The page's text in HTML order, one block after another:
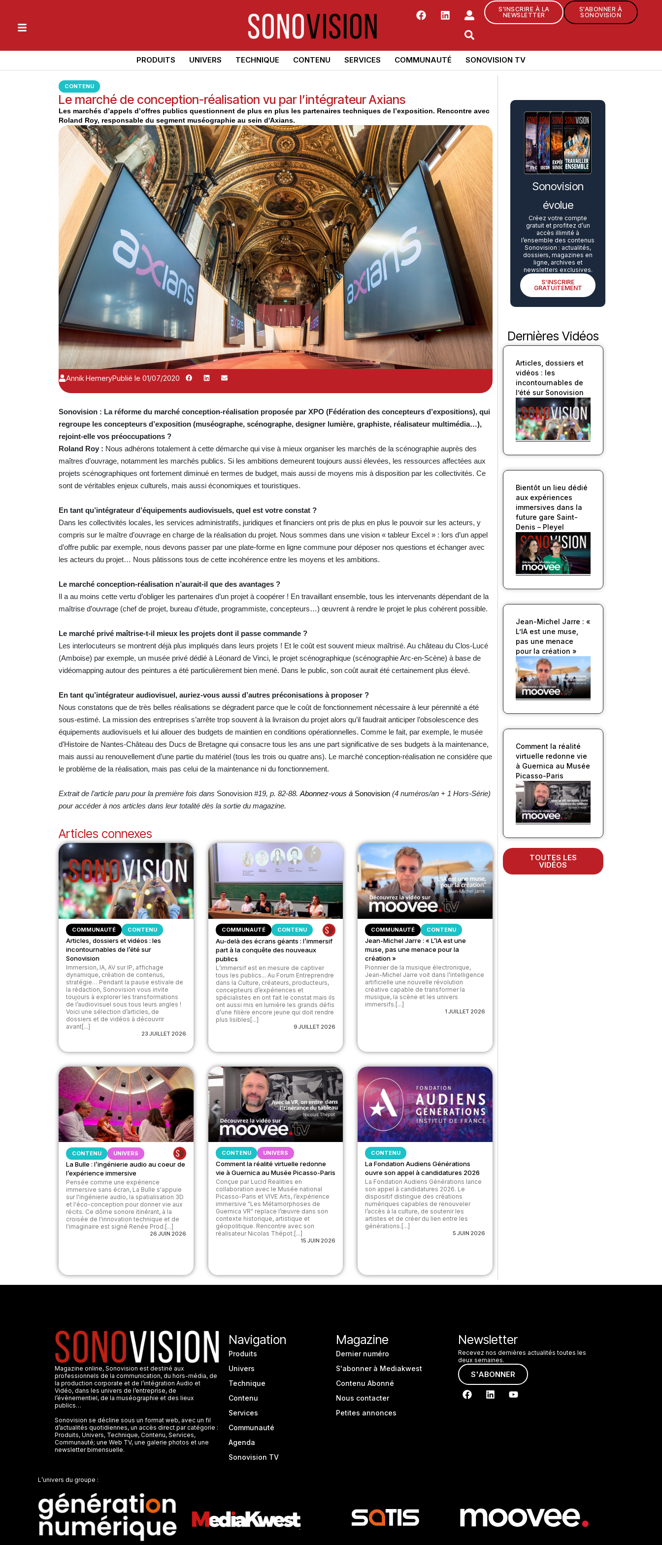
S'INSCRIRE À LA
NEWSLETTER
S'ABONNER À
SONOVISION
PRODUITS UNIVERS TECHNIQUE CONTENU SERVICES COMMUNAUTÉ SONOVISION TV
CONTENU
Le marché de conception-réalisation vu par l’intégrateur Axians
Les marchés d’appels d’offres publics questionnent de plus en plus les partenaires techniques de l’exposition. Rencontre avec
Roland Roy, responsable du segment muséographie au sein d'Axians.
Annik HemeryPublié le 01/07/2020
Sonovision : La réforme du marché conception-réalisation proposée par XPO (Fédération des concepteurs d’expositions), qui
regroupe les concepteurs d’exposition (muséographe, scénographe, designer lumière, graphiste, réalisateur multimédia…),
rejoint-elle vos préoccupations ?
Roland Roy : Nous adhérons totalement à cette démarche qui vise à mieux organiser les marchés de la scénographie auprès des
maîtres d’ouvrage, notamment les marchés publics. Si les ambitions demeurent toujours aussi élevées, les ressources affectées aux
projets scénographiques ont fortement diminué en termes de budget, mais aussi de moyens mis à disposition par les collectivités. Ce
sont de véritables enjeux culturels, mais aussi économiques et touristiques.
En tant qu’intégrateur d’équipements audiovisuels, quel est votre constat ?
Dans les collectivités locales, les services administratifs, juridiques et financiers ont pris de plus en plus le pouvoir sur les acteurs, y
compris sur le maître d’ouvrage en charge de la réalisation du projet. Nous sommes dans une vision « tableur Excel » : lors d’un appel
d’offre public par exemple, nous devons passer par une plate-forme en ligne commune pour déposer nos questions et échanger avec
les acteurs du projet… Nous pâtissons tous de cette incohérence entre les moyens et les ambitions.
Le marché conception-réalisation n’aurait-il que des avantages ?
Il a au moins cette vertu d’obliger les partenaires d’un projet à coopérer ! En travaillant ensemble, tous les intervenants dépendant de la
maîtrise d’ouvrage (chef de projet, bureau d’étude, programmiste, concepteurs…) œuvrent à rendre le projet le plus cohérent possible.
Le marché privé maîtrise-t-il mieux les projets dont il passe commande ?
Les interlocuteurs se montrent déjà plus impliqués dans leurs projets ! Et le coût est souvent mieux maîtrisé. Au château du Clos-Lucé
(Amboise) par exemple, un musée privé dédié à Léonard de Vinci, le projet scénographique (scénographie Arc-en-Scène) à base de
vidéomapping autour des peintures a été particulièrement bien mené. Dans le public, son coût aurait été certainement plus élevé.
En tant qu’intégrateur audiovisuel, auriez-vous aussi d’autres préconisations à proposer ?
Nous constatons que de très belles réalisations se dégradent parce que le coût de fonctionnement nécessaire à leur pérennité a été
sous-estimé. La mission des entreprises s’arrête trop souvent à la livraison du projet alors qu’il faudrait anticiper l’obsolescence des
équipements audiovisuels et lui allouer des budgets de maintien en conditions opérationnelles. Comme le fait, par exemple, le musée
d’Histoire de Nantes-Château des Ducs de Bretagne qui consacre tous les ans une part significative de ses budgets à la maintenance,
mais aussi au renouvellement d’une partie du matériel (tous les trois ou quatre ans). Le marché conception-réalisation ne considère que
le problème de la réalisation, mais pas celui de la maintenance ni du fonctionnement.
Extrait de l’article paru pour la première fois dans Sonovision #19, p. 82-88.Abonnez-vous à Sonovision (4 numéros/an + 1 Hors-Série)
pour accéder à nos articles dans leur totalité dès la sortie du magazine.
Articles connexes
COMMUNAUTÉ CONTENU
Articles, dossiers et vidéos : les
incontournables de l’été sur
Sonovision
Immersion, IA, AV sur IP, affichage
dynamique, création de contenus,
stratégie… Pendant la pause estivale de
la rédaction, Sonovision vous invite
toujours à explorer les transformations
de l’audiovisuel sous tous leurs angles !
Voici une sélection d’articles, de
dossiers et de vidéos à découvrir
avant[...]
23 JUILLET 2026
COMMUNAUTÉ CONTENU
Au-delà des écrans géants : l’immersif
part à la conquête des nouveaux
publics
L’immersif est en mesure de captiver
tous les publics... Au Forum Entreprendre
dans la Culture, créateurs, producteurs,
concepteurs d’expériences et
spécialistes en ont fait le constat mais ils
ont aussi mis en lumière les grands défis
d’une filière encore jeune qui doit rendre
plus lisibles[...]
9 JUILLET 2026
COMMUNAUTÉ CONTENU
Jean-Michel Jarre : « L’IA est une
muse, pas une menace pour la
création »
Pionnier de la musique électronique,
Jean-Michel Jarre voit dans l’intelligence
artificielle une nouvelle révolution
créative capable de transformer la
musique, la scène et les univers
immersifs.[...]
1 JUILLET 2026
CONTENU UNIVERS
La Bulle : l’ingénierie audio au coeur de
l’expérience immersive
Pensée comme une expérience
immersive sans écran, La Bulle s'appuie
sur l'ingénierie audio, la spatialisation 3D
et l'éco-conception pour donner vie aux
récits. Ce dôme sonore itinérant, à la
croisée de l'innovation technique et de
l'imaginaire est signé Renée Prod.[...]
26 JUIN 2026
CONTENU UNIVERS
Comment la réalité virtuelle redonne
vie à Guernica au Musée Picasso-Paris
Conçue par Lucid Realities en
collaboration avec le Musée national
Picasso-Paris et VIVE Arts, l’expérience
immersive "Les Métamorphoses de
Guernica VR" replace l’œuvre dans son
contexte historique, artistique et
géopolitique. Rencontre avec son
réalisateur Nicolas Thépot.[...]
15 JUIN 2026
CONTENU
La Fondation Audiens Générations
ouvre son appel à candidatures 2026
La Fondation Audiens Générations lance
son appel à candidatures 2026. Le
dispositif distingue des créations
numériques capables de renouveler
l’accès à la culture, de soutenir les
artistes et de créer du lien entre les
générations.[...]
5 JUIN 2026
Sonovision
évolue
Créez votre compte
gratuit et profitez d’un
accès illimité à
l’ensemble des contenus
Sonovision : actualités,
dossiers, magazines en
ligne, archives et
newsletters exclusives.
S’INSCRIRE
GRATUITEMENT
Dernières Vidéos
Articles, dossiers et
vidéos : les
incontournables de
l’été sur Sonovision
Bientôt un lieu dédié
aux expériences
immersives dans la
future gare Saint-
Denis – Pleyel
Jean-Michel Jarre : «
L’IA est une muse,
pas une menace
pour la création »
Comment la réalité
virtuelle redonne vie
à Guernica au Musée
Picasso-Paris
TOUTES LES
VIDÉOS
Magazine online, Sonovision est destiné aux
professionnels de la communication, du hors-média, de
la production corporate et de l’intégration Audio et
Vidéo, dans les univers de l’entreprise, de
l’évènementiel, de la muséographie et des lieux
publics…
Sonovision se décline sous un format web, avec un fil
d’actualités quotidiennes, un accès direct par catégorie :
Produits, Univers, Technique, Contenu, Services,
Communauté; une Web TV, une galerie photos et une
newsletter bimensuelle.
Navigation
Produits
Univers
Technique
Contenu
Services
Communauté
Agenda
Sonovision TV
Magazine
Dernier numéro
S'abonner à Mediakwest
Contenu Abonné
Nous contacter
Petites annonces
Newsletter
Recevez nos dernières actualités toutes les
deux semaines.
S'ABONNER
L’univers du groupe :